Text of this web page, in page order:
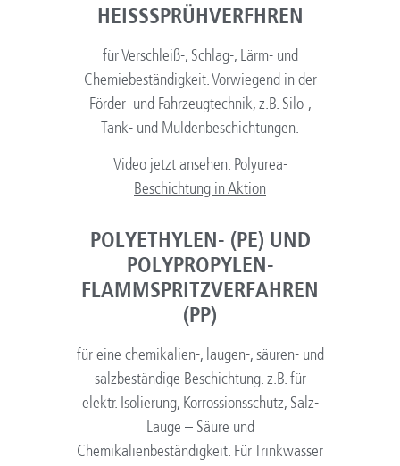
HEISSSPRÜHVERFHREN
für Verschleiß-, Schlag-, Lärm- und
Chemiebeständigkeit. Vorwiegend in der
Förder- und Fahrzeugtechnik, z.B. Silo-,
Tank- und Muldenbeschichtungen.
Video jetzt ansehen: Polyurea-
Beschichtung in Aktion
POLYETHYLEN- (PE) UND
POLYPROPYLEN-
FLAMMSPRITZVERFAHREN
(PP)
für eine chemikalien-, laugen-, säuren- und
salzbeständige Beschichtung. z.B. für
elektr. Isolierung, Korrossionsschutz, Salz-
Lauge – Säure und
Chemikalienbeständigkeit. Für Trinkwasser